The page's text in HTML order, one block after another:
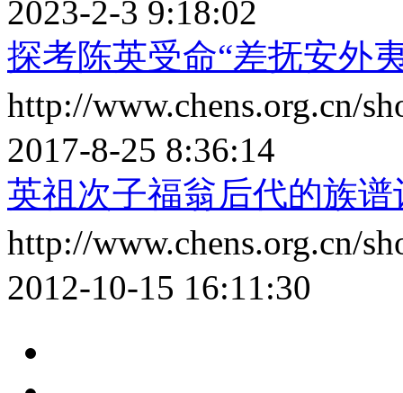
2023-2-3 9:18:02
探考陈英受命“差抚安外
http://www.chens.org.cn/
2017-8-25 8:36:14
英祖次子福翁后代的族谱
http://www.chens.org.cn/
2012-10-15 16:11:30